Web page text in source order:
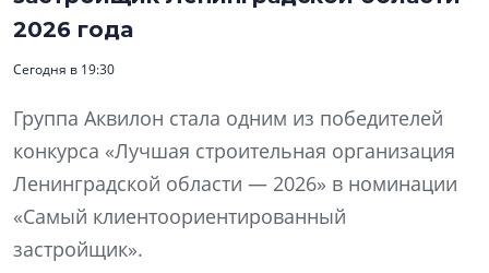
2026 года
Сегодня в 19:30
Группа Аквилон стала одним из победителей
конкурса «Лучшая строительная организация
Ленинградской области — 2026» в номинации
«Самый клиентоориентированный
застройщик».